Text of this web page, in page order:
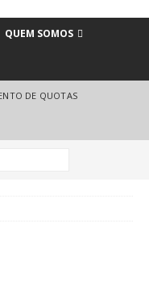
QUEM SOMOS
DE QUOTAS